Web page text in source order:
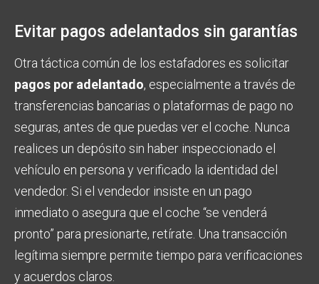
Evitar pagos adelantados sin garantías
Otra táctica común de los estafadores es solicitar
pagos por adelantado, especialmente a través de
transferencias bancarias o plataformas de pago no
seguras, antes de que puedas ver el coche. Nunca
realices un depósito sin haber inspeccionado el
vehículo en persona y verificado la identidad del
vendedor. Si el vendedor insiste en un pago
inmediato o asegura que el coche “se venderá
pronto” para presionarte, retírate. Una transacción
legítima siempre permite tiempo para verificaciones
y acuerdos claros.